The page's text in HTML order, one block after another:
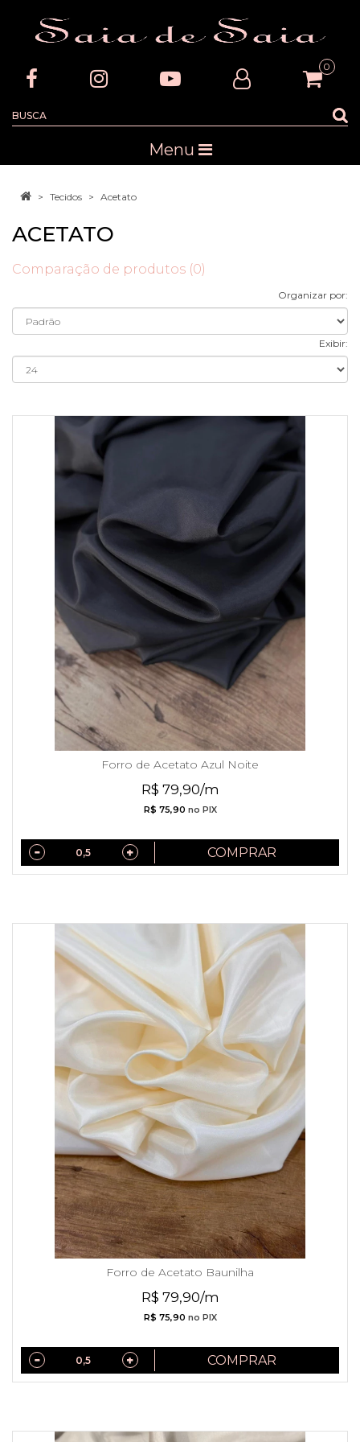
0
Menu
Tecidos Acetato
ACETATO
Comparação de produtos (0)
Organizar por:
Exibir:
Forro de Acetato Azul Noite
R$ 79,90/m
R$ 75,90 no PIX
COMPRAR
Forro de Acetato Baunilha
R$ 79,90/m
R$ 75,90 no PIX
COMPRAR